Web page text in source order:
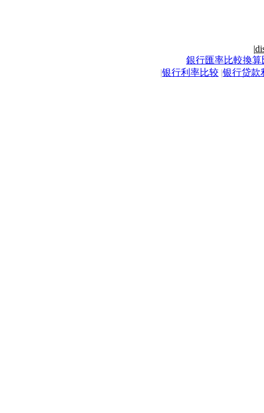
|
銀行匯率比較換算
|银行利率比较 |银行贷款